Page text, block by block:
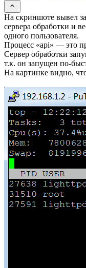
На скриншоте вывел
сервера обработки и
одного пользователя.
Процесс «api» — это
Сервер обработки
т.к. он запущен по-
На картинке видно,